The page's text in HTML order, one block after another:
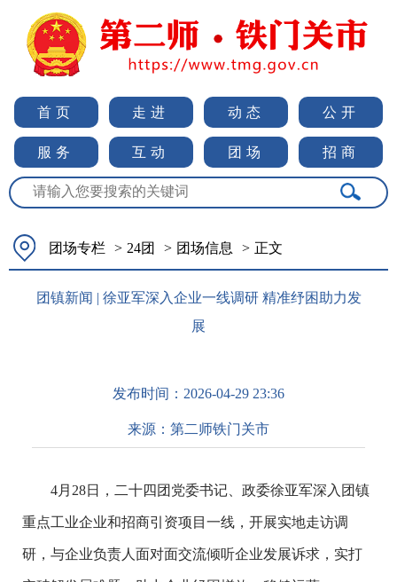
首页 走进 动态 公开
服务 互动 团场 招商
团场专栏 > 24团 > 团场信息 > 正文
团镇新闻 | 徐亚军深入企业一线调研 精准纾困助力发
展
发布时间： 2026-04-29 23:36
来源： 第二师铁门关市
4月28日，二十四团党委书记、政委徐亚军深入团镇
重点工业企业和招商引资项目一线，开展实地走访调
研，与企业负责人面对面交流倾听企业发展诉求，实打